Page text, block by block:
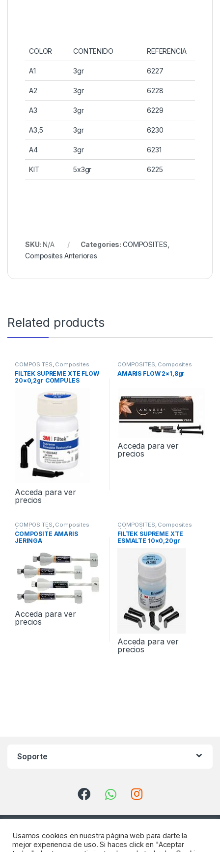
COLOR CONTENIDO REFERENCIA
A1 3gr 6227
A2 3gr 6228
A3 3gr 6229
A3,5 3gr 6230
A4 3gr 6231
KIT 5x3gr 6225
SKU:N/A Categories: COMPOSITES
Composites Anteriores
Related products
COMPOSITES Composites
FILTEK SUPREME XTE FLOW
20×0,2gr COMPULES
Acceda para ver
precios
COMPOSITES Composites
AMARIS FLOW 2×1,8gr
Acceda para ver
precios
COMPOSITES, Composites
Anteriores,Composites
Posteriores
COMPOSITE AMARIS
JERINGA
Acceda para ver
precios
COMPOSITES, Composites
Universales
FILTEK SUPREME XTE
ESMALTE 10×0,20gr
Acceda para ver
precios
Soporte
Usamos cookies en nuestra página web para darte la
mejor experiencia de uso. Si haces click en "Aceptar